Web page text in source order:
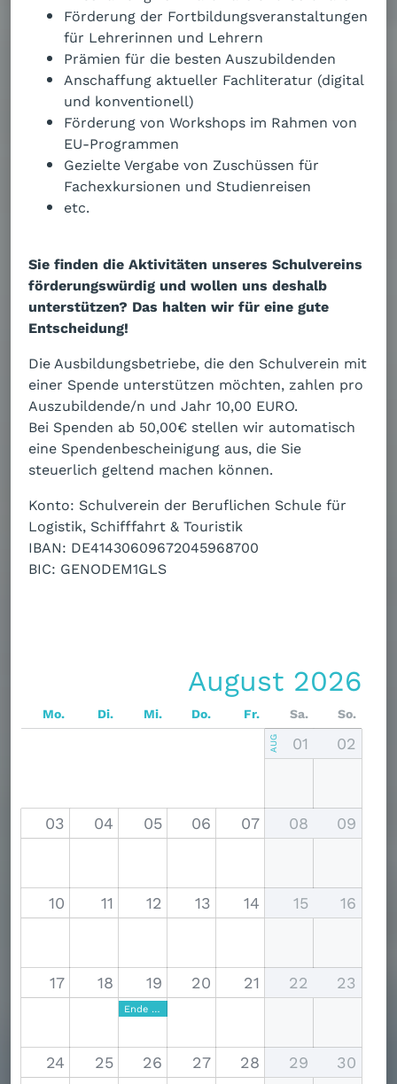
Förderung der Fortbildungsveranstaltungen
für Lehrerinnen und Lehrern
Prämien für die besten Auszubildenden
Anschaffung aktueller Fachliteratur (digital
und konventionell)
Förderung von Workshops im Rahmen von
EU-Programmen
Gezielte Vergabe von Zuschüssen für
Fachexkursionen und Studienreisen
etc.
Sie finden die Aktivitäten unseres Schulvereins
förderungswürdig und wollen uns deshalb
unterstützen? Das halten wir für eine gute
Entscheidung!
Die Ausbildungsbetriebe, die den Schulverein mit
einer Spende unterstützen möchten, zahlen pro
Auszubildende/n und Jahr 10,00 EURO.
Bei Spenden ab 50,00€ stellen wir automatisch
eine Spendenbescheinigung aus, die Sie
steuerlich geltend machen können.
Konto: Schulverein der Beruflichen Schule für
Logistik, Schifffahrt & Touristik
IBAN: DE41430609672045968700
BIC: GENODEM1GLS
August 2026
Mo. Di. Mi. Do. Fr. Sa. So.
01
AUG 02
03 04 05 06 07 08 09
10 11 12 13 14 15 16
17 18 19
Ende Sommerferien
20 21 22 23
24 25 26 27 28 29 30